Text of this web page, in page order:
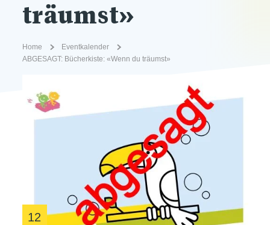
träumst»
Home
Eventkalender
ABGESAGT: Bücherkiste: «Wenn du träumst»
12